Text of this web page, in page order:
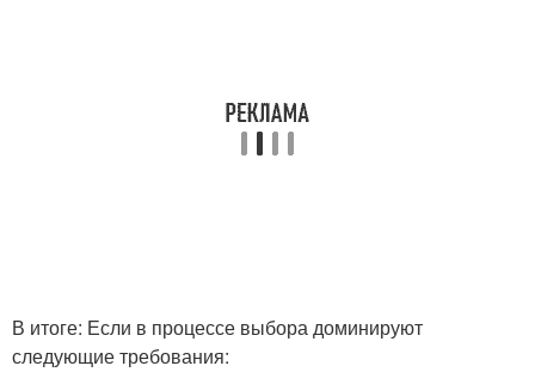
В итоге: Если в процессе выбора доминируют
следующие требования: